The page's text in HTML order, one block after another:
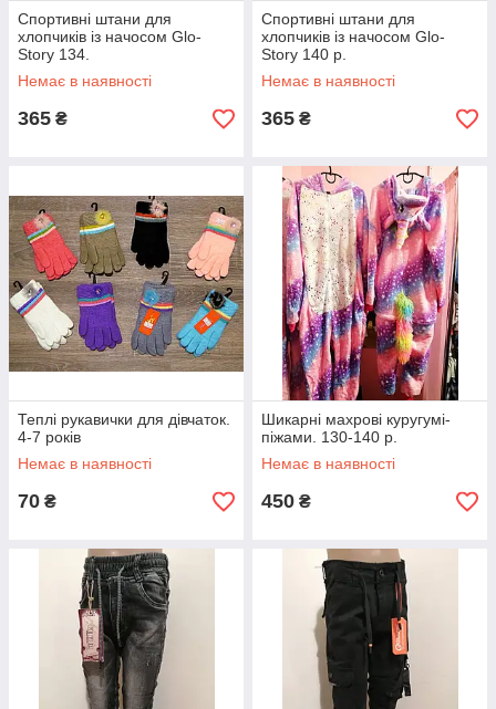
Спортивні штани для
хлопчиків із начосом Glo-
Story 134.
Немає в наявності
365 ₴
Спортивні штани для
хлопчиків із начосом Glo-
Story 140 р.
Немає в наявності
365 ₴
Теплі рукавички для дівчаток.
4-7 років
Немає в наявності
70 ₴
Шикарні махрові куругумі-
піжами. 130-140 р.
Немає в наявності
450 ₴